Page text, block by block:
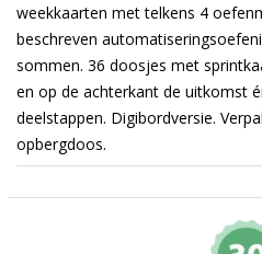
weekkaarten met telkens 4
beschreven
sommen. 36 doosjes met
en op de achterkant de uitkomst
deelstappen. Digibordversie.
opbergdoos.